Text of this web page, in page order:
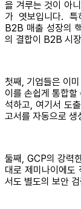
을 겨루는 것이 아
가 엿보입니다. 특
B2B 매출 성장의
의 결합이 B2B 시
첫째, 기업들은 이
이를 손쉽게 통합
석하고, 여기서 도
고서를 자동으로 생
둘째, GCP의 강력
대로 제미나이에도
서도 별도의 보안